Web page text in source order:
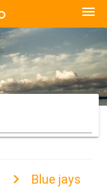
menu
Blue jays